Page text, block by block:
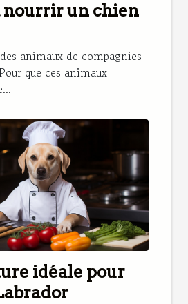
nourrir un chien
animaux de compagnies
que ces animaux
idéale pour